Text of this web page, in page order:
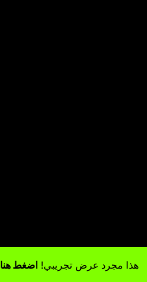
هذا مجرد عرض تجريبي! اضغط هنا